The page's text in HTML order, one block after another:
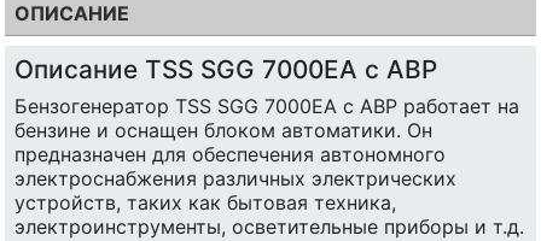
ОПИСАНИЕ
Описание TSS SGG 7000EA с АВР
Бензогенератор TSS SGG 7000EA с АВР работает на
бензине и оснащен блоком автоматики. Он
предназначен для обеспечения автономного
электроснабжения различных электрических
устройств, таких как бытовая техника,
электроинструменты, осветительные приборы и т.д.